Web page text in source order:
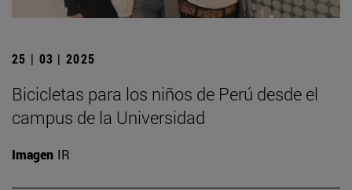
25 | 03 | 2025
Bicicletas para los niños de Perú desde el
campus de la Universidad
Imagen IR